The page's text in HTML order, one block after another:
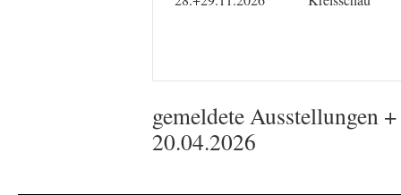
gemeldete Ausstellungen
20.04.2026